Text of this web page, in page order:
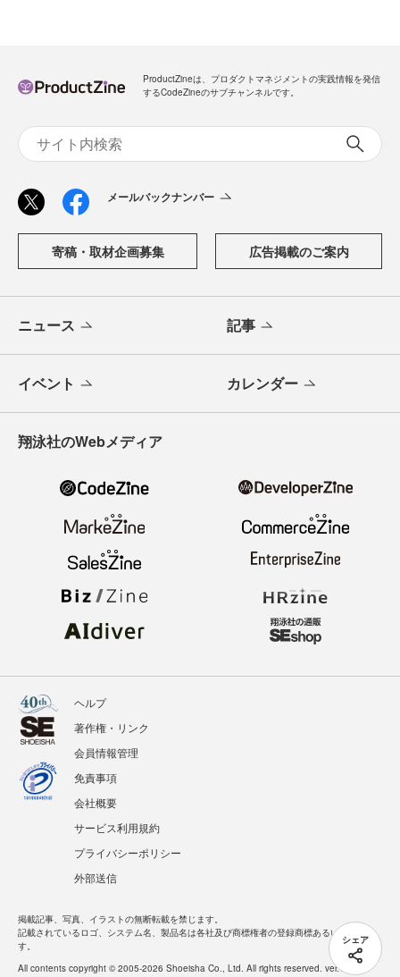
シェア
ProductZineは、プロダクトマネジメントの実践情報を発信
するCodeZineのサブチャンネルです。
メールバックナンバー
寄稿・取材企画募集 広告掲載のご案内
ニュース 記事
イベント カレンダー
翔泳社のWebメディア
ヘルプ
著作権・リンク
会員情報管理
免責事項
会社概要
サービス利用規約
プライバシーポリシー
外部送信
掲載記事、写真、イラストの無断転載を禁じます。
記載されているロゴ、システム名、製品名は各社及び商標権者の登録商標あるいは商標で
す。
All contents copyright © 2005-2026 Shoeisha Co., Ltd. All rights reserved. ver.1.5